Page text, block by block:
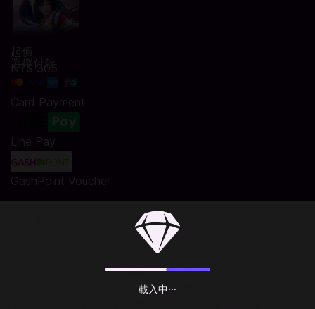
載入中···
起價
NT$ 305
選擇付款
Card Payment
Line Pay
GashPoint Voucher
沒有信用卡也能立即購買無盡對決Mobile Legends Diamonds!
<br><br>Buy Mobile Legends Diamonds with no credit
只需要幾秒鐘的時間就能購買無盡對決Mobile
Legends的Diamonds! 首先選擇您要購買的商品，